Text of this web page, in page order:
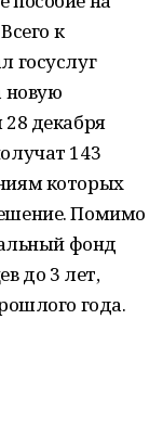
к
госуслуг
новую
декабря
143
которых
Помимо
фонд
до 3 лет,
года.